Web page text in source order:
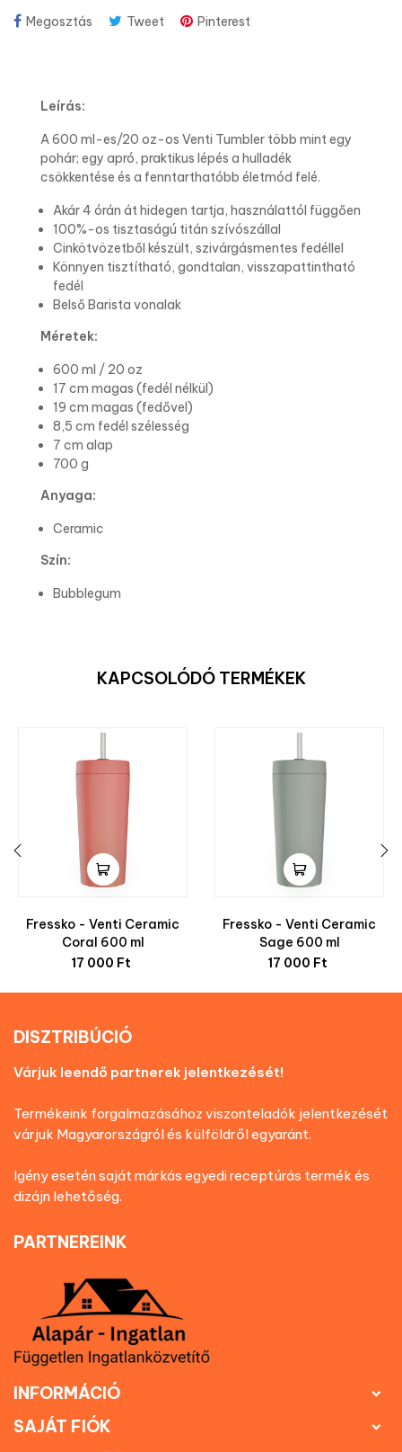
Megosztás Tweet Pinterest
Leírás:
A 600 ml-es/20 oz-os Venti Tumbler több mint egy
pohár; egy apró, praktikus lépés a hulladék
csökkentése és a fenntarthatóbb életmód felé.
Akár 4 órán át hidegen tartja, használattól függően
100%-os tisztaságú titán szívószállal
Cinkötvözetből készült, szivárgásmentes fedéllel
Könnyen tisztítható, gondtalan, visszapattintható
fedél
Belső Barista vonalak
Méretek:
600 ml / 20 oz
17 cm magas (fedél nélkül)
19 cm magas (fedővel)
8,5 cm fedél szélesség
7 cm alap
700 g
Anyaga:
Ceramic
Szín:
Bubblegum
KAPCSOLÓDÓ TERMÉKEK
Fressko - Venti Ceramic
Coral 600 ml
Ár
17 000 Ft
Fressko - Venti Ceramic
Sage 600 ml
Ár
17 000 Ft
DISZTRIBÚCIÓ
Várjuk leendő partnerek jelentkezését!
Termékeink forgalmazásához viszonteladók jelentkezését
várjuk Magyarországról és külföldről egyaránt.
Igény esetén saját márkás egyedi receptúrás termék és
dizájn lehetőség.
PARTNEREINK
INFORMÁCIÓ 
SAJÁT FIÓK 